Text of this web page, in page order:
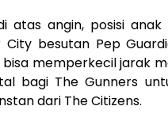
atas angin, posisi
City besutan Pep
memperkecil jarak
bagi The Gunners
dari The Citizens.